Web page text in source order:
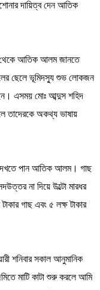
দায়িত্ব দেন আতিক
থেকে আতিক আলম জানতে
ছেলে ভূমিদস্যু শুভ লোকজন
এসময় মোঃ আব্দুস শহিদ
তাদেরকে অকথ্য ভাষায়
দেখতে পান আতিক আলম। গাছ
না দিয়ে উল্টো মারধর
গাছ এবং ৫ লক্ষ টাকার
শনিবার সকাল আনুমানিক
মাটি কাটা শুরু করলে আমি